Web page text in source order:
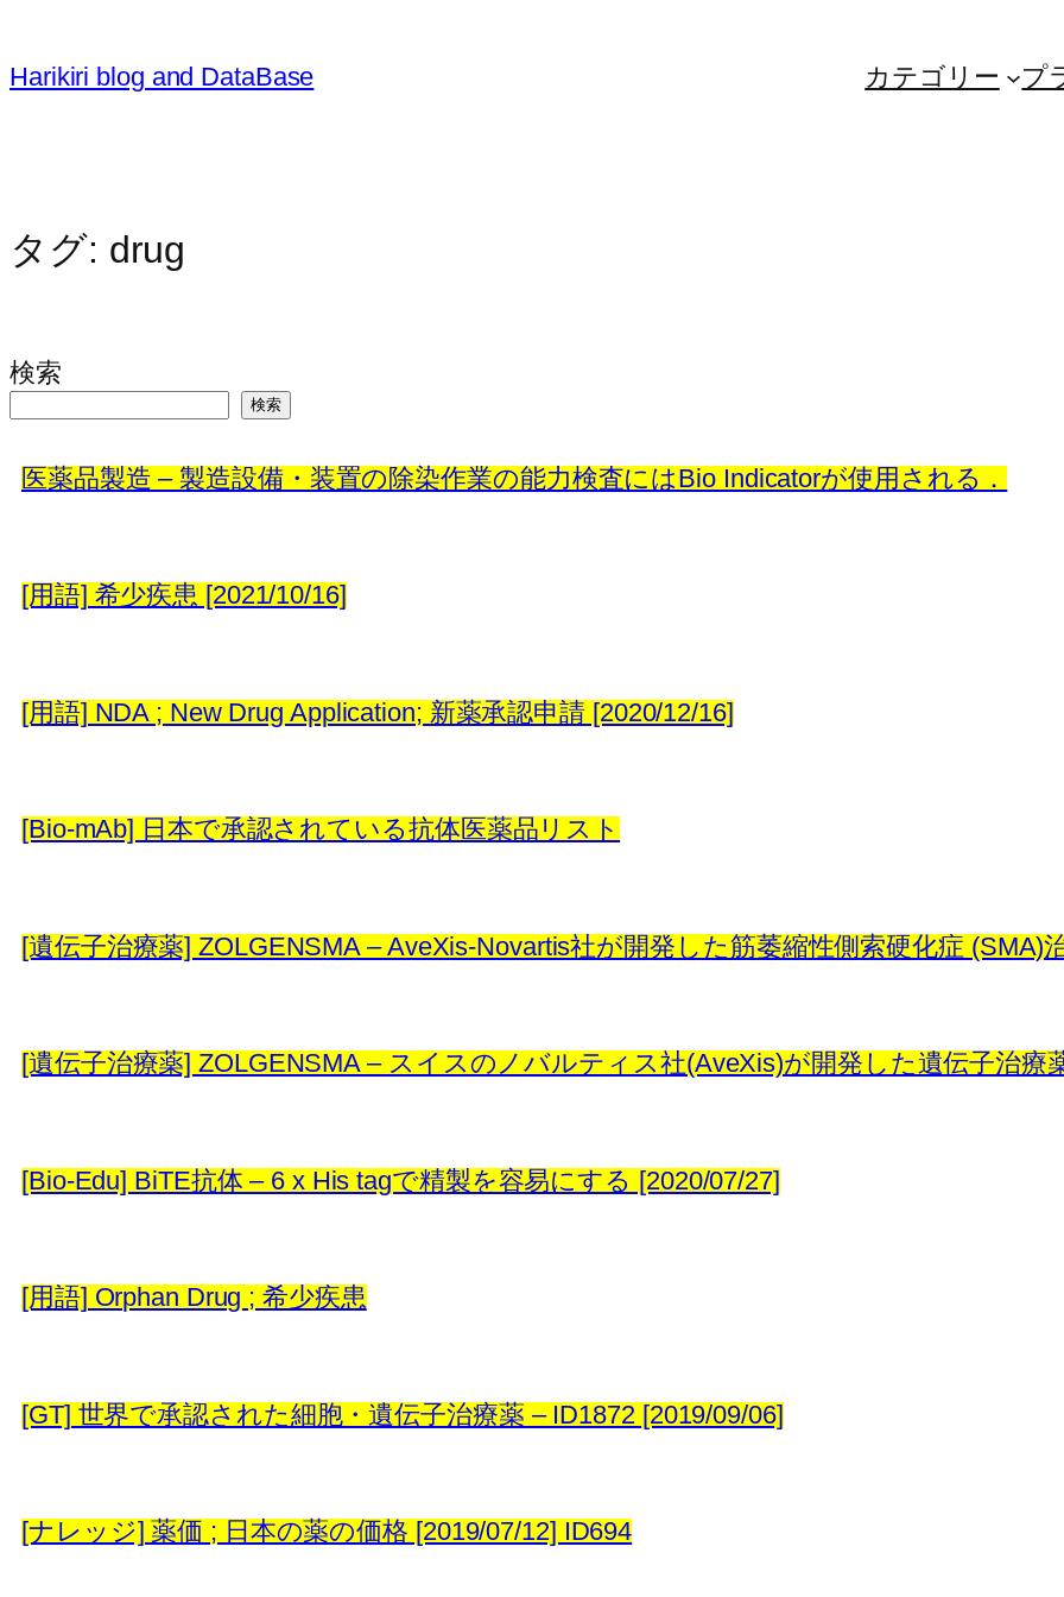
容
を
プ
Harikiri blog and DataBase カテゴリー プ
タグ: drug
検索
検索
医薬品製造 – 製造設備・装置の除染作業の能力検査にはBio Indicatorが使用される．
[用語] 希少疾患 [2021/10/16]
[用語] NDA ; New Drug Application; 新薬承認申請 [2020/12/16]
[Bio-mAb] 日本で承認されている抗体医薬品リスト
[遺伝子治療薬] ZOLGENSMA – AveXis-Novartis社が開発した筋萎縮性側索硬化症 (SMA)
[遺伝子治療薬] ZOLGENSMA – スイスのノバルティス社(AveXis)が開発した遺伝子治療
[Bio-Edu] BiTE抗体 – 6 x His tagで精製を容易にする [2020/07/27]
[用語] Orphan Drug ; 希少疾患
[GT] 世界で承認された細胞・遺伝子治療薬 – ID1872 [2019/09/06]
[ナレッジ] 薬価 ; 日本の薬の価格 [2019/07/12] ID694